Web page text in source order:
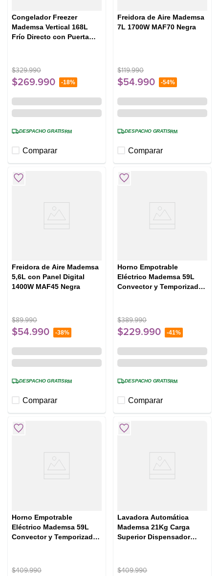
Congelador Freezer
Mademsa Vertical 168L
Frío Directo con Puerta
$329.990
$269.990 -18%
DESPACHO GRATISRM
Comparar
Freidora de Aire Mademsa
7L 1700W MAF70 Negra
$119.990
$54.990 -54%
DESPACHO GRATISRM
Comparar
Freidora de Aire Mademsa
5,6L con Panel Digital
1400W MAF45 Negra
$89.990
$54.990 -38%
DESPACHO GRATISRM
Comparar
Horno Empotrable
Eléctrico Mademsa 59L
Convector y Temporizador
$389.990
$229.990 -41%
DESPACHO GRATISRM
Comparar
Horno Empotrable
Eléctrico Mademsa 59L
Convector y Temporizador
$409.990
Lavadora Automática
Mademsa 21Kg Carga
Superior Dispensador
$409.990